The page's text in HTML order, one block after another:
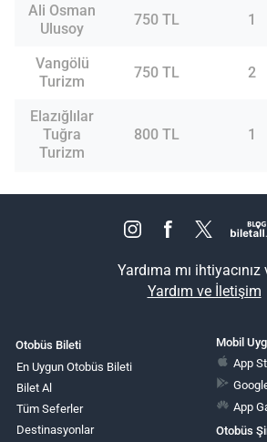
Ali Osman
Ulusoy
750 TL 1
Vangölü
Turizm
750 TL 2
Elazığlılar
Tuğra
Turizm
800 TL 1
Yardıma mı ihtiyacınız
Yardım ve İletişim
Otobüs Bileti
En Uygun Otobüs Bileti
Bilet Al
Tüm Seferler
Destinasyonlar
Mobil
App
App
Otobüs